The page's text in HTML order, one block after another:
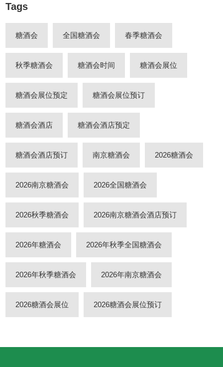
Tags
糖酒会 全国糖酒会 春季糖酒会
秋季糖酒会 糖酒会时间 糖酒会展位
糖酒会展位预定 糖酒会展位预订
糖酒会酒店 糖酒会酒店预定
糖酒会酒店预订 南京糖酒会 2026糖酒会
2026南京糖酒会 2026全国糖酒会
2026秋季糖酒会 2026南京糖酒会酒店预订
2026年糖酒会 2026年秋季全国糖酒会
2026年秋季糖酒会 2026年南京糖酒会
2026糖酒会展位 2026糖酒会展位预订